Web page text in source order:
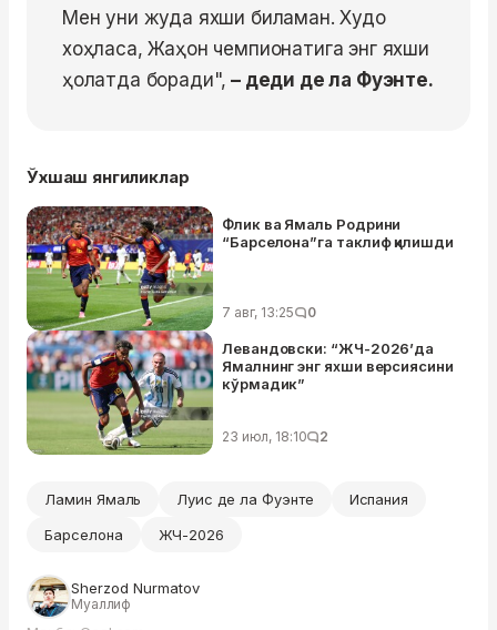
Мен уни жуда яхши биламан. Худо
хоҳласа, Жаҳон чемпионатига энг яхши
ҳолатда боради", – деди де ла Фуэнте.
Ўхшаш янгиликлар
Флик ва Ямаль Родрини
“Барселона”га таклиф қилишди
7 авг, 13:25 0
Левандовски: “ЖЧ-2026’да
Ямалнинг энг яхши версиясини
кўрмадик”
23 июл, 18:10 2
Ламин Ямаль Луис де ла Фуэнте
Испания
Барселона
ЖЧ-2026
Sherzod Nurmatov
Муаллиф